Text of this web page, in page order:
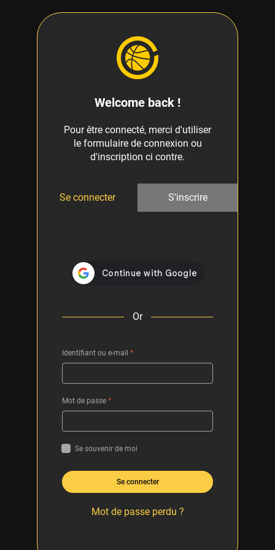
Welcome back !
Pour être connecté, merci d'utiliser
le formulaire de connexion ou
d'inscription ci contre.
Se connecter S'inscrire
Or
Identifiant ou e-mail *
Mot de passe *
Se souvenir de moi
Se connecter
Mot de passe perdu ?